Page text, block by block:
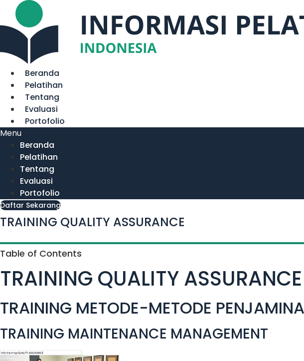
Lewati
konten
Beranda
Pelatihan
Tentang
Evaluasi
Portofolio
Menu
Beranda
Pelatihan
Tentang
Evaluasi
Portofolio
Daftar Sekarang
TRAINING QUALITY ASSURANCE
Table of Contents
TRAINING QUALITY ASSURANCE
TRAINING METODE-METODE
TRAINING MAINTENANCE MANAGEMENT